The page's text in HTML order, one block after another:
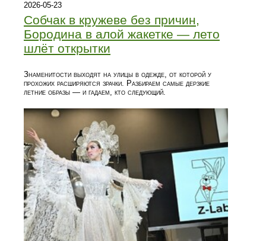
2026-05-23
Собчак в кружеве без причин,
Бородина в алой жакетке — лето
шлёт открытки
Знаменитости выходят на улицы в одежде, от которой у
прохожих расширяются зрачки. Разбираем самые дерзкие
летние образы — и гадаем, кто следующий.